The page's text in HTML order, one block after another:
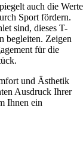
auch die Werte
Sport fördern.
sind, dieses T-
begleiten. Zeigen
für die
und Ästhetik
Ausdruck Ihrer
Ihnen ein